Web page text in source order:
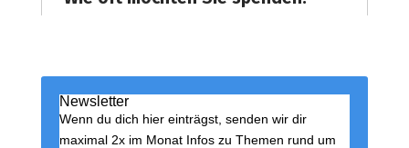
Newsletter
Wenn du dich hier einträgst, senden wir dir
maximal 2x im Monat Infos zu Themen rund um